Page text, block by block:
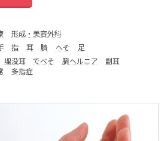
形成・美容外科
指 耳 臍 へそ 足
埋没耳 でべそ 臍ヘルニア
副耳
多指症